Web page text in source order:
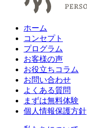
ホーム
コンセプト
プログラム
お客様の声
お役立ちコラム
お問い合わせ
よくある質問
まずは無料体験
個人情報保護方針